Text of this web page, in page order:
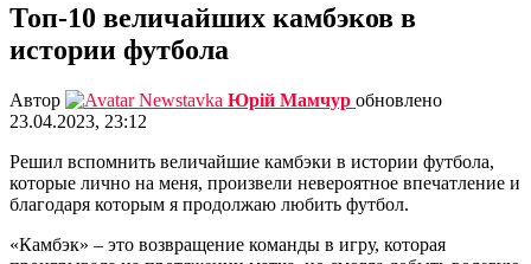
Топ-10 величайших камбэков в
истории футбола
Автор Юрій Мамчур обновлено
23.04.2023, 23:12
Решил вспомнить величайшие камбэки в истории футбола,
которые лично на меня, произвели невероятное впечатление и
благодаря которым я продолжаю любить футбол.
«Камбэк» – это возвращение команды в игру, которая